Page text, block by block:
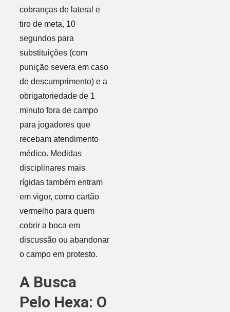
cobranças de lateral e
tiro de meta, 10
segundos para
substituições (com
punição severa em caso
de descumprimento) e a
obrigatoriedade de 1
minuto fora de campo
para jogadores que
recebam atendimento
médico. Medidas
disciplinares mais
rígidas também entram
em vigor, como cartão
vermelho para quem
cobrir a boca em
discussão ou abandonar
o campo em protesto.
A Busca
Pelo Hexa: O